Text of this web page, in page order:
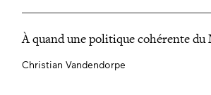
À quand une politique cohérente du
Christian Vandendorpe